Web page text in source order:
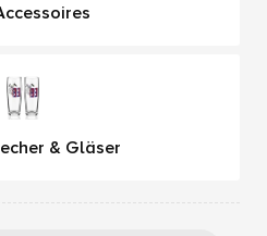
& Gläser